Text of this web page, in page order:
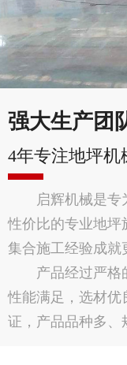
强大生产团
4年专注地坪机
启辉机械是专
性价比的专业地坪
集合施工经验成就
产品经过严格
性能满足，选材优
证，产品品种多、